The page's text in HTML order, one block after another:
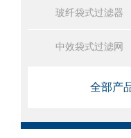
玻纤袋式过滤器
中效袋式过滤网
全部产